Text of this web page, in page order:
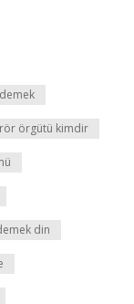
örgütü kimdir
din